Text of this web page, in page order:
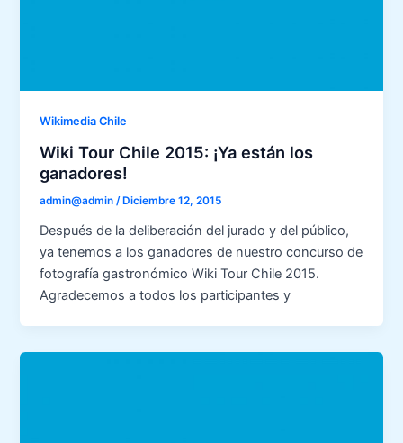
Wikimedia Chile
Wiki Tour Chile 2015: ¡Ya están los
ganadores!
admin@admin/ Diciembre 12, 2015
Después de la deliberación del jurado y del público,
ya tenemos a los ganadores de nuestro concurso de
fotografía gastronómico Wiki Tour Chile 2015.
Agradecemos a todos los participantes y